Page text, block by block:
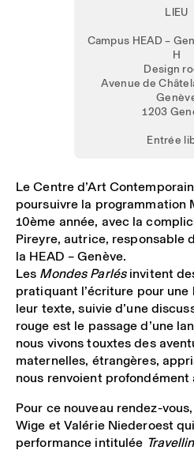
LIEU
Campus HEAD –
H
Design
Avenue de
1203
Entrée
Le Centre d’Art
poursuivre la programmation
10ème année, avec la
Pireyre, autrice, responsable
la HEAD – Genève.
Les Mondes Parlésinvitent
pratiquant l’écriture pour
leur texte, suivie d’une
rouge est le passage d’une
nous vivons touxtes des
maternelles, étrangères,
nous renvoient
Pour ce nouveau rendez-
Wige et Valérie Niederoest
performance intitulée